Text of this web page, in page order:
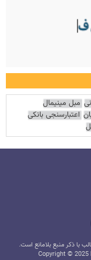
مبل مینیمال
اعتبارسنجی بانکی
با ذکر منبع بلامانع است.
Copyright © 2025